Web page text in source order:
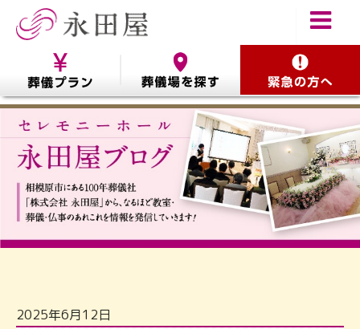
2025年6月12日